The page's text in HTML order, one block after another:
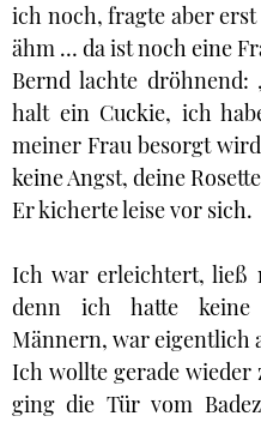
ich noch, fragte aber
ähm … da ist noch eine
Bernd lachte
halt ein Cuckie, ich
meiner Frau besorgt
keine Angst, deine
Er kicherte leise vor sich.
Ich war erleichtert, ließ
denn ich hatte
Männern, war eigentlich
Ich wollte gerade wieder
ging die Tür vom